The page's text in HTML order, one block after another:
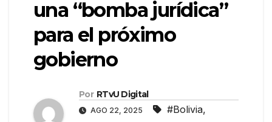
una “bomba jurídica”
para el próximo
gobierno
Por RTvU Digital
AGO 22, 2025 #Bolivia,